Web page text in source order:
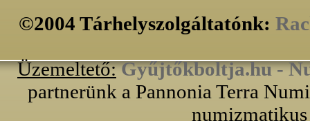
©2004 Tárhelyszolgáltatónk:
Üzemeltető: Gyűjtőkboltja.hu -
partnerünk a Pannonia Terra
numizmatikus